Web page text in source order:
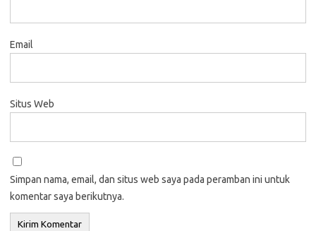
Email
Situs Web
Simpan nama, email, dan situs web saya pada peramban ini untuk
komentar saya berikutnya.